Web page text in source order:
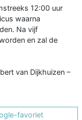
12:00 uur
waarna
Na vijf
en zal de
van Dijkhuizen –
favoriet